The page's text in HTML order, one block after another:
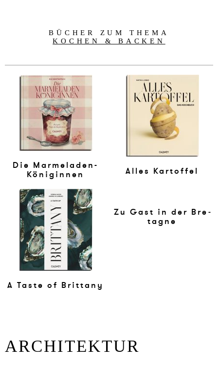
BÜCHER ZUM THEMA
KOCHEN & BACKEN
Die Mar­me­la­den-
Köni­gin­nen
Al­les Kar­tof­fel
A Ta­ste of Brit­ta­ny
Zu Gast in der Bre­
ta­gne
AR­CHI­TEK­TUR